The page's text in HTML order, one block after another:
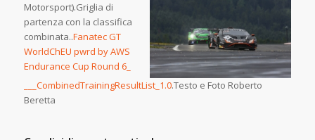
Motorsport).Griglia di
partenza con la classifica
combinata..Fanatec GT
WorldChEU pwrd by AWS
Endurance Cup Round 6_
___CombinedTrainingResultList_1.0.Testo e Foto Roberto
Beretta